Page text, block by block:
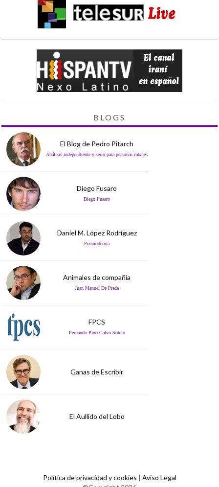
BLOGS
El Blog de Pedro Pitarch
Análisis independiente y serio para personas cabales
Diego Fusaro
Diego Fusaro
Daniel M. López Rodríguez
Posmodernia
Animales de compañía
Juan Manuel De Prada
FPCS
Fernando Pino Calvo Sotelo
Ganas de Escribir
El Aullido del Lobo
Política de privacidad y cookies | Aviso Legal